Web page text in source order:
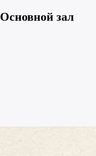
Основной зал